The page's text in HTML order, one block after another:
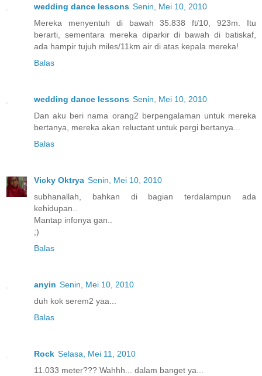
wedding dance lessons Senin, Mei 10, 2010
Mereka menyentuh di bawah 35.838 ft/10, 923m. Itu
berarti, sementara mereka diparkir di bawah di batiskaf,
ada hampir tujuh miles/11km air di atas kepala mereka!
Balas
wedding dance lessons Senin, Mei 10, 2010
Dan aku beri nama orang2 berpengalaman untuk mereka
bertanya, mereka akan reluctant untuk pergi bertanya...
Balas
Vicky Oktrya Senin, Mei 10, 2010
subhanallah, bahkan di bagian terdalampun ada
kehidupan..
Mantap infonya gan..
;)
Balas
anyin Senin, Mei 10, 2010
duh kok serem2 yaa...
Balas
Rock Selasa, Mei 11, 2010
11.033 meter??? Wahhh... dalam banget ya...